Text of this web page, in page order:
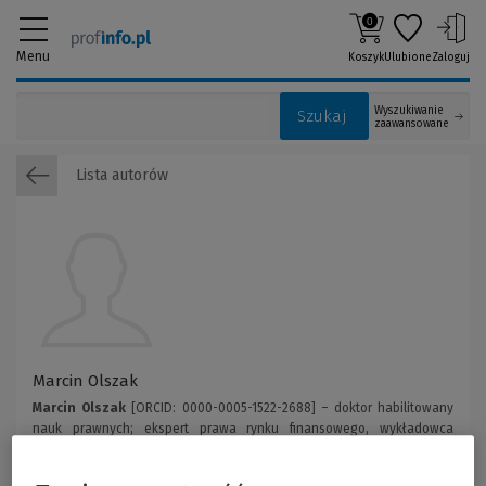
Menu
Szukaj
Wyszukiwanie
zaawansowane
0
KoszykUlubioneZaloguj
Marcin Olszak
Marcin Olszak [ORCID: 0000-0005-1522-2688] – doktor habilitowany
nauk prawnych; ekspert prawa rynku finansowego, wykładowca
Lista autorów